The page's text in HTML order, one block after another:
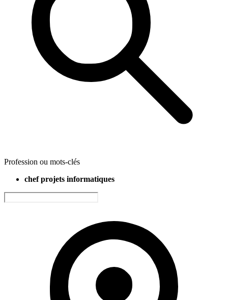
Profession ou mots-clés
chef projets informatiques